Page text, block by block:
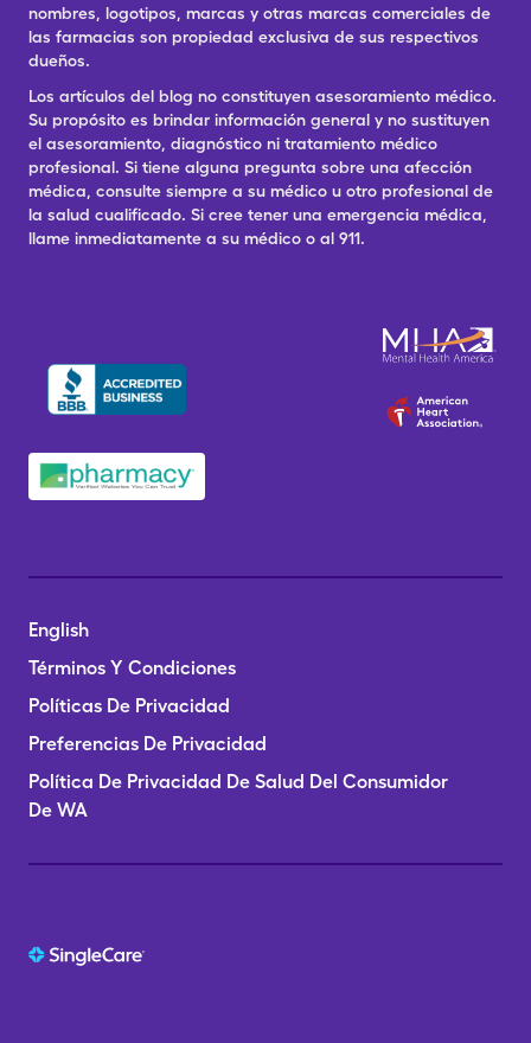
nombres, logotipos, marcas y otras marcas comerciales de
las farmacias son propiedad exclusiva de sus respectivos
dueños.
Los artículos del blog no constituyen asesoramiento médico.
Su propósito es brindar información general y no sustituyen
el asesoramiento, diagnóstico ni tratamiento médico
profesional. Si tiene alguna pregunta sobre una afección
médica, consulte siempre a su médico u otro profesional de
la salud cualificado. Si cree tener una emergencia médica,
llame inmediatamente a su médico o al 911.
English
Términos Y Condiciones
Políticas De Privacidad
Preferencias De Privacidad
Política De Privacidad De Salud Del Consumidor
De WA